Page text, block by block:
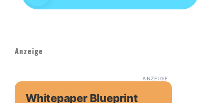
Anzeige